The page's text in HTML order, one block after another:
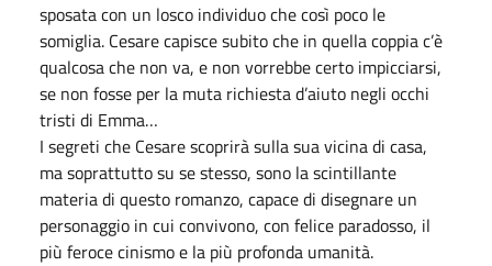
sposata con un losco individuo che così poco le
somiglia. Cesare capisce subito che in quella coppia c’è
qualcosa che non va, e non vorrebbe certo impicciarsi,
se non fosse per la muta richiesta d’aiuto negli occhi
tristi di Emma…
I segreti che Cesare scoprirà sulla sua vicina di casa,
ma soprattutto su se stesso, sono la scintillante
materia di questo romanzo, capace di disegnare un
personaggio in cui convivono, con felice paradosso, il
più feroce cinismo e la più profonda umanità.